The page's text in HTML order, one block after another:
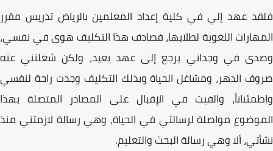
فلقد عهد إلي في كلية إعداد المعلمين بالرياض تدريس مقرر
المهارات اللغويةلطلابها، فصادف هذا التكليف هوى في نفسي،
وصدى في وجداني يرجع إلى عهد بعيد، ولكن شغلتني عنه
صروف الدهر، ومشاغل الحياة وبذلك التكليف وجدت راحة لنفسي
واطمئناناً، والفيت في الإقبال على المصادر المتصلة بهذا
الموضوع مواصلة لرسالتي في الحياة، وهي رسالة لازمتني منذ
نشأتي، ألا وهيرسالة البحث والتعليم.